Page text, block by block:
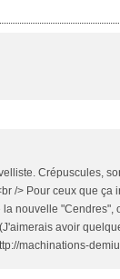
Crépuscules,
/> Pour ceux que ça
nouvelle "Cendres",
avoir
machinations-